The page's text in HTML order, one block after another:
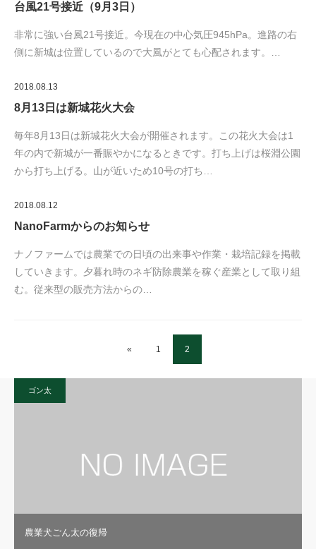
台風21号接近（9月3日）
非常に強い台風21号接近。今現在の中心気圧945hPa。進路の右
側に新城は位置しているので大風がとても心配されます。…
2018.08.13
8月13日は新城花火大会
毎年8月13日は新城花火大会が開催されます。この花火大会は1
年の内で新城が一番賑やかになるときです。打ち上げは桜淵公園
から打ち上げる。山が近いため10号の打ち…
2018.08.12
NanoFarmからのお知らせ
ナノファームでは農業での日頃の出来事や作業・栽培記録を掲載
していきます。夕暮れ時のネギ防除農業を稼ぐ産業として取り組
む。従来型の販売方法からの…
« 1 2
ゴン太
農業犬ごん太の復帰